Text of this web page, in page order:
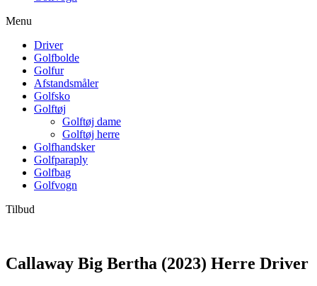
Menu
Driver
Golfbolde
Golfur
Afstandsmåler
Golfsko
Golftøj
Golftøj dame
Golftøj herre
Golfhandsker
Golfparaply
Golfbag
Golfvogn
Tilbud
Callaway Big Bertha (2023) Herre Driver